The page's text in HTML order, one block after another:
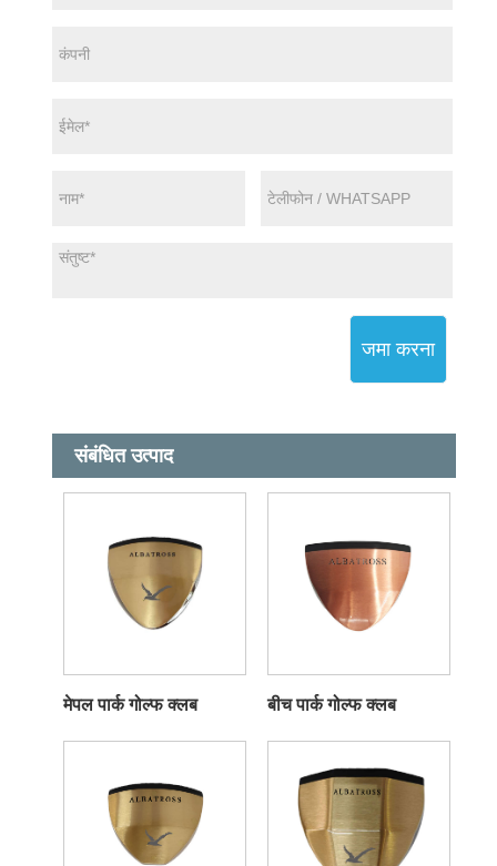
जमा करना
संबंधित उत्पाद
मेपल पार्क गोल्फ क्लब बीच पार्क गोल्फ क्लब